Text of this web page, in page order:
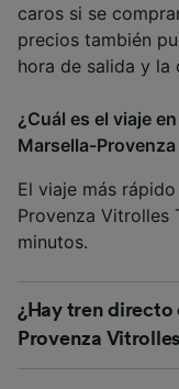
caros si se
precios también
hora de salida y la
¿Cuál es el viaje
Marsella-
El viaje más
Provenza Vitrolles
minutos.
¿Hay tren
Provenza